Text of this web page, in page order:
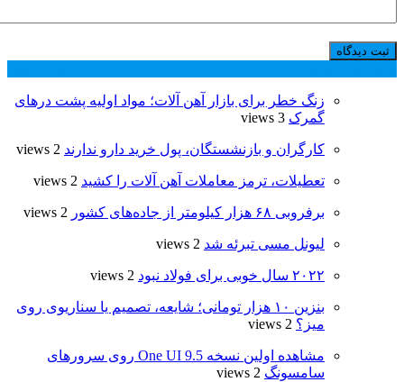
زنگ خطر برای بازار آهن آلات؛ مواد اولیه پشت درهای
گمرک 3 views
کارگران و بازنشستگان، پول خرید دارو ندارند 2 views
تعطیلات، ترمز معاملات آهن ‌آلات را کشید 2 views
برفروبی ۶۸ هزار کیلومتر از جاده‌های کشور 2 views
لیونل مسی تبرئه شد 2 views
۲۰۲۲ سال خوبی برای فولاد نبود 2 views
بنزین ۱۰ هزار تومانی؛ شایعه، تصمیم یا سناریوی روی
میز؟ 2 views
مشاهده اولین نسخه One UI 9.5 روی سرورهای
سامسونگ 2 views